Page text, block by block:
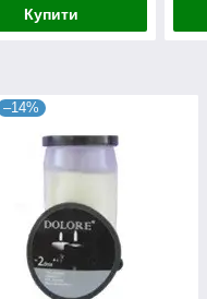
Купити
–14%